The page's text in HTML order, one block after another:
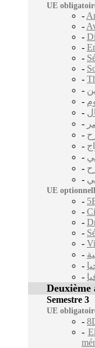
UE
-
-
-
-
-
-
-
-
-
-
-
-
-
-
-
-
UE
-
-
-
-
-
-
-
-
Deuxième
Semestre 3
UE
-
-